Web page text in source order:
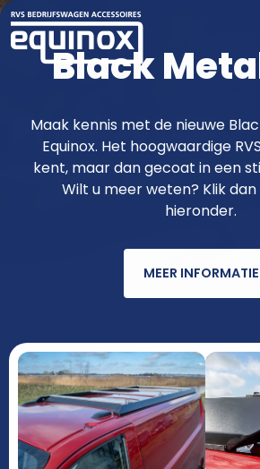
Producten
functioneler & fraaier
Equinox
AUTOMERK
MODEL
JAAR
Black
Maak kennis met de nieuwe
Equinox. Het hoogwaardige
kent, maar dan gecoat in een
Wilt u meer weten? Klik
hieronder.
MEER INFORMATIE